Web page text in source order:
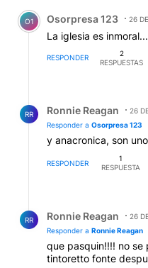
Comentario de Osorpresa
O1 Osorpresa 123 26
La iglesia es
RESPONDER
2
RESPUESTAS
RR Ronnie Reagan
26
Responder a Osorpresa 123
y anacronica, son
RESPONDER
1
RESPUESTA
RR Ronnie Reagan
26
Responder a Ronnie Reagan
que pasquin!!!! no se
tintoretto fonte